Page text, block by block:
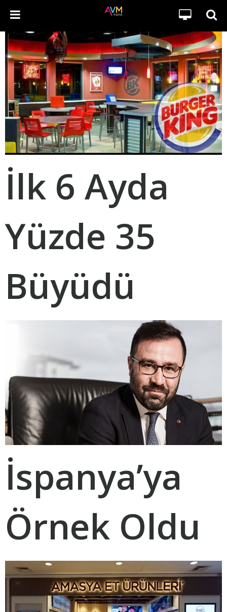
İlk 6 Ayda
Yüzde 35
Büyüdü
İspanya’ya
Örnek Oldu